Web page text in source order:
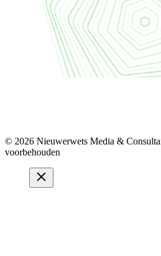
© 2026 Nieuwerwets Media &
voorbehouden